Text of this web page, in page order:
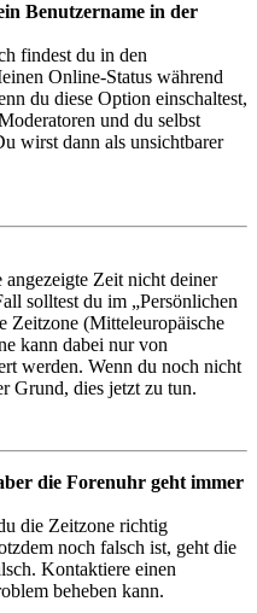
Benutzername in der
findest du in den
Online-Status während
du diese Option einschaltest,
und du selbst
wirst dann als unsichtbarer
Zeit nicht deiner
solltest du im „Persönlichen
Zeitzone (Mitteleuropäische
kann dabei nur von
werden. Wenn du noch nicht
Grund, dies jetzt zu tun.
die Forenuhr geht immer
die Zeitzone richtig
noch falsch ist, geht die
Kontaktiere einen
beheben kann.